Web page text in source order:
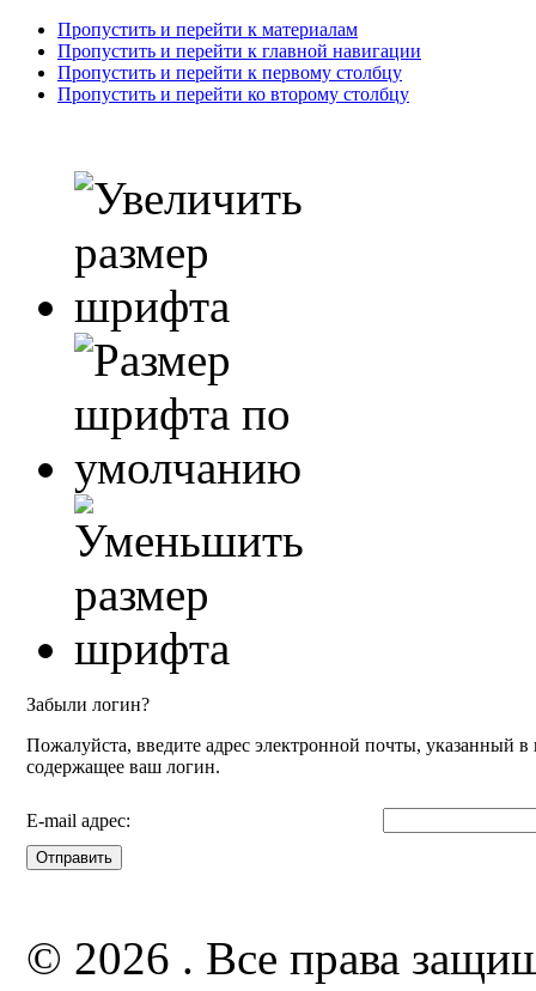
Пропустить и перейти к материалам
Пропустить и перейти к главной навигации
Пропустить и перейти к первому столбцу
Пропустить и перейти ко второму столбцу
Забыли логин?
Пожалуйста, введите адрес электронной почты, указанный
содержащее ваш логин.
E-mail адрес:
Отправить
© 2026 . Все права